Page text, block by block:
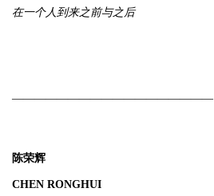
在一个人到来之前与之后
——————————————————
陈荣辉
CHEN RONGHUI